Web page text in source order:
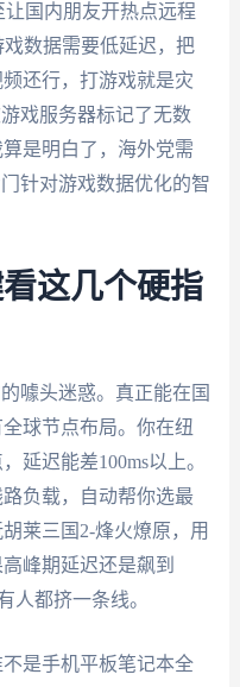
国内朋友开热点远程
数据需要低延迟，把
还行，打游戏就是灾
戏服务器标记了无数
是明白了，海外党需
针对游戏数据优化的智
这几个硬指
噱头迷惑。真正能在国
球节点布局。你在纽
延迟能差100ms以上。
负载，自动帮你选最
莱三国2-烽火燎原，用
峰期延迟还是飙到
人都挤一条线。
是手机平板笔记本全